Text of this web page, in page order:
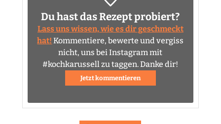
Du hast das Rezept probiert?
Lass uns wissen, wie es dir geschmeckt
hat! Kommentiere, bewerte und vergiss
nicht, uns bei Instagram mit
#kochkarussell zu taggen. Danke dir!
Jetzt kommentieren